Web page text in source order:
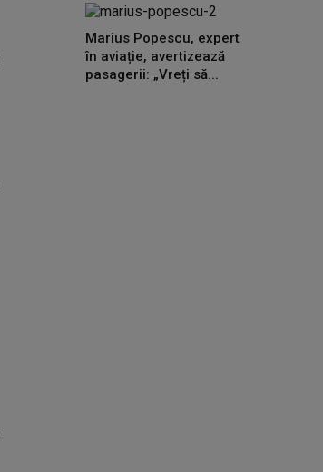
Marius Popescu, expert
în aviație, avertizează
pasagerii: „Vreți să...